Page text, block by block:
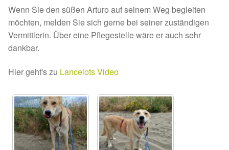
Aktuelles
SALVA News
Unsere Partnertierheime
Partnertierheim La Linea in Spanien
Wenn Sie den süßen Arturo auf seinem Weg begleiten
möchten, melden Sie sich gerne bei seiner zuständigen
Vermittlerin. Über eine Pflegestelle wäre er auch sehr
dankbar.
Hier geht's zu Lancelots Video